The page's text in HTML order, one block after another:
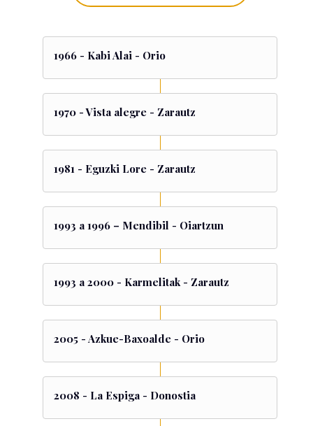
1966 - Kabi Alai - Orio
1970 - Vista alegre - Zarautz
1981 - Eguzki Lore - Zarautz
1993 a 1996 – Mendibil - Oiartzun
1993 a 2000 - Karmelitak - Zarautz
2005 - Azkue-Baxoalde - Orio
2008 - La Espiga - Donostia